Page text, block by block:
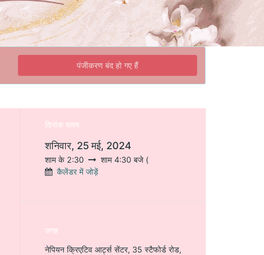
पंजीकरण बंद हो गए हैं
दिनांक समय
शनिवार, 25 मई, 2024
शाम के 2:30 शाम 4:30 बजे(
कैलेंडर में जोड़ें
जगह
नेपियन क्रिएटिव आर्ट्स सेंटर, 35 स्टैफोर्ड रोड,